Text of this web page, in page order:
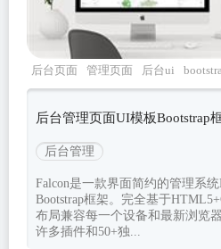
后台页面 管理页面 后台ui
模板
后台管理页面UI模板Bootstrap
后台管理
Falcon是一款界面简约的管理系
Bootstrap框架。完全基于
布局兼容每一个设备和最新浏览
许多插件和50+独...